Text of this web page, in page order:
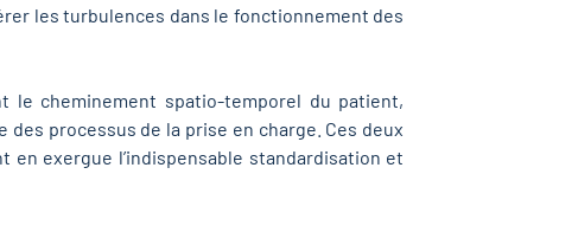
les turbulences dans le fonctionnement des
le cheminement spatio-temporel du patient,
processus de la prise en charge. Ces deux
exergue l’indispensable standardisation et